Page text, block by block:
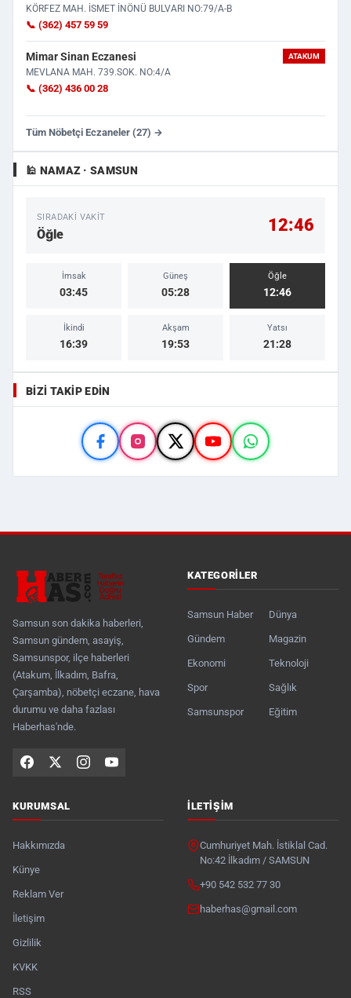
KÖRFEZ MAH. İSMET İNÖNÜ BULVARI NO:79/A-B
📞 (362) 457 59 59
Mimar Sinan Eczanesi ATAKUM
MEVLANA MAH. 739.SOK. NO:4/A
📞 (362) 436 00 28
Tüm Nöbetçi Eczaneler (27) →
🕌 NAMAZ · SAMSUN
SIRADAKI VAKIT
Öğle 12:46
İmsak
03:45
Güneş
05:28
Öğle
12:46
İkindi
16:39
Akşam
19:53
Yatsı
21:28
BIZI TAKIP EDIN
Samsun son dakika haberleri,
Samsun gündem, asayiş,
Samsunspor, ilçe haberleri
(Atakum, İlkadım, Bafra,
Çarşamba), nöbetçi eczane, hava
durumu ve daha fazlası
Haberhas'nde.
KATEGORILER
Samsun Haber
Gündem
Ekonomi
Spor
Samsunspor
Dünya
Magazin
Teknoloji
Sağlık
Eğitim
KURUMSAL
Hakkımızda
Künye
Reklam Ver
İletişim
Gizlilik
KVKK
RSS
İLETIŞIM
Cumhuriyet Mah. İstiklal Cad.
No:42 İlkadım / SAMSUN
+90 542 532 77 30
haberhas@gmail.com